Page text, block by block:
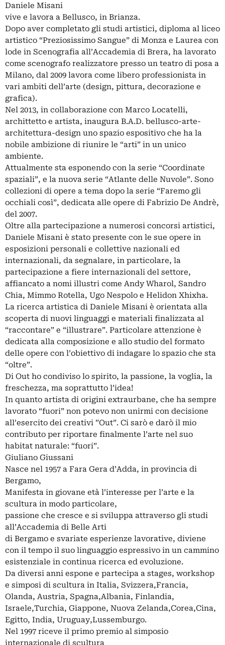
Daniele Misani
vive e lavora a Bellusco, in Brianza.
Dopo aver completato gli studi artistici, diploma al liceo
artistico “Preziosissimo Sangue” di Monza e Laurea con
lode in Scenografia all’Accademia di Brera, ha lavorato
come scenografo realizzatore presso un teatro di posa a
Milano, dal 2009 lavora come libero professionista in
vari ambiti dell’arte (design, pittura, decorazione e
grafica).
Nel 2013, in collaborazione con Marco Locatelli,
archittetto e artista, inaugura B.A.D. bellusco-arte-
architettura-design uno spazio espositivo che ha la
nobile ambizione di riunire le “arti” in un unico
ambiente.
Attualmente sta esponendo con la serie “Coordinate
spaziali”, e la nuova serie “Atlante delle Nuvole”. Sono
collezioni di opere a tema dopo la serie “Faremo gli
occhiali così”, dedicata alle opere di Fabrizio De Andrè,
del 2007.
Oltre alla partecipazione a numerosi concorsi artistici,
Daniele Misani è stato presente con le sue opere in
esposizioni personali e collettive nazionali ed
internazionali, da segnalare, in particolare, la
partecipazione a fiere internazionali del settore,
affiancato a nomi illustri come Andy Wharol, Sandro
Chia, Mimmo Rotella, Ugo Nespolo e Helidon Xhixha.
La ricerca artistica di Daniele Misani è orientata alla
scoperta di nuovi linguaggi e materiali finalizzata al
“raccontare” e “illustrare”. Particolare attenzione è
dedicata alla composizione e allo studio del formato
delle opere con l’obiettivo di indagare lo spazio che sta
“oltre”.
Di Out ho condiviso lo spirito, la passione, la voglia, la
freschezza, ma soprattutto l’idea!
In quanto artista di origini extraurbane, che ha sempre
lavorato “fuori” non potevo non unirmi con decisione
all’esercito dei creativi ”Out”. Ci sarò e darò il mio
contributo per riportare finalmente l’arte nel suo
habitat naturale: “fuori”.
Giuliano Giussani
Nasce nel 1957 a Fara Gera d’Adda, in provincia di
Bergamo,
Manifesta in giovane età l’interesse per l’arte e la
scultura in modo particolare,
passione che cresce e si sviluppa attraverso gli studi
all’Accademia di Belle Arti
di Bergamo e svariate esperienze lavorative, diviene
con il tempo il suo linguaggio espressivo in un cammino
esistenziale in continua ricerca ed evoluzione.
Da diversi anni espone e partecipa a stages, workshop
e simposi di scultura in Italia, Svizzera,Francia,
Olanda, Austria, Spagna,Albania, Finlandia,
Israele,Turchia, Giappone, Nuova Zelanda,Corea,Cina,
Egitto, India, Uruguay,Lussemburgo.
Nel 1997 riceve il primo premio al simposio
internazionale di scultura